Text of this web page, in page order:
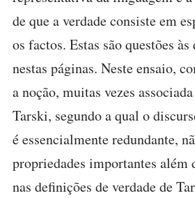
de que a verdade consiste em
os factos. Estas são questões
nestas páginas. Neste ensaio,
a noção, muitas vezes
Tarski, segundo a qual o
é essencialmente redundante,
propriedades importantes além
nas definições de verdade de